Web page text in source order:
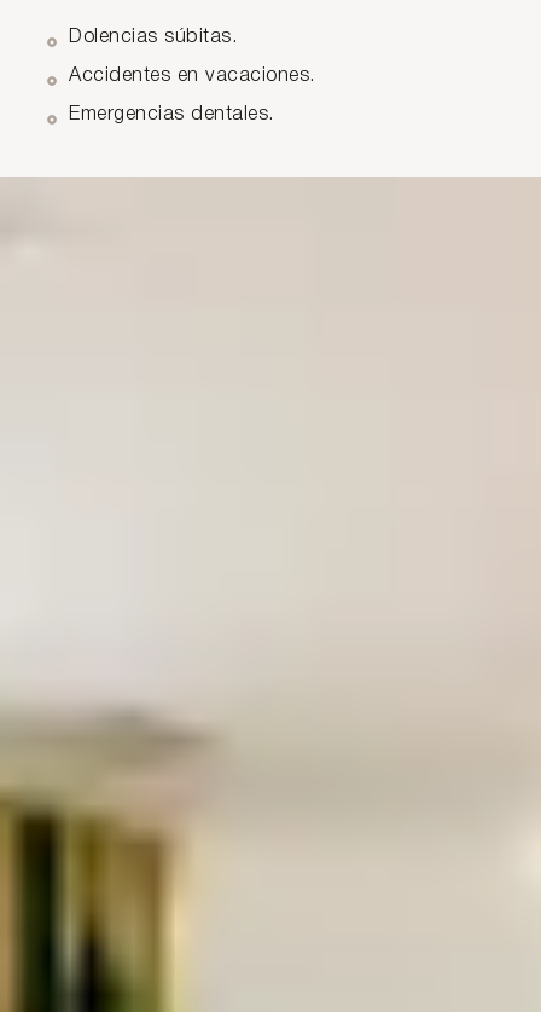
Dolencias súbitas.
Accidentes en vacaciones.
Emergencias dentales.